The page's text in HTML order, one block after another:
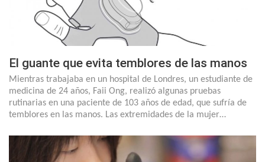
El guante que evita temblores de las manos
Mientras trabajaba en un hospital de Londres, un estudiante de
medicina de 24 años, Faii Ong, realizó algunas pruebas
rutinarias en una paciente de 103 años de edad, que sufría de
temblores en las manos. Las extremidades de la mujer…